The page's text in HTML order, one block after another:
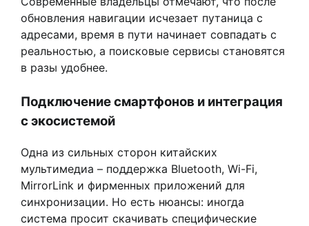
обновления навигации исчезает путаница с
адресами, время в пути начинает совпадать с
реальностью, а поисковые сервисы становятся
в разы удобнее.
Подключение смартфонов и интеграция
с экосистемой
Одна из сильных сторон китайских
мультимедиа – поддержка Bluetooth, Wi-Fi,
MirrorLink и фирменных приложений для
синхронизации. Но есть нюансы: иногда
система просит скачивать специфические